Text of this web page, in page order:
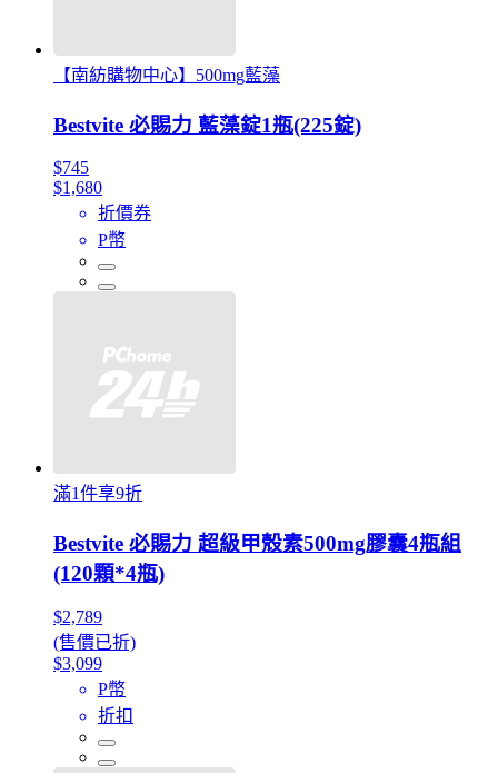
【南紡購物中心】500mg藍藻
Bestvite 必賜力 藍藻錠1瓶(225錠)
$745
$1,680
折價券
P幣
滿1件享9折
Bestvite 必賜力 超級甲殼素500mg膠囊4瓶組
(120顆*4瓶)
$2,789
(售價已折)
$3,099
P幣
折扣